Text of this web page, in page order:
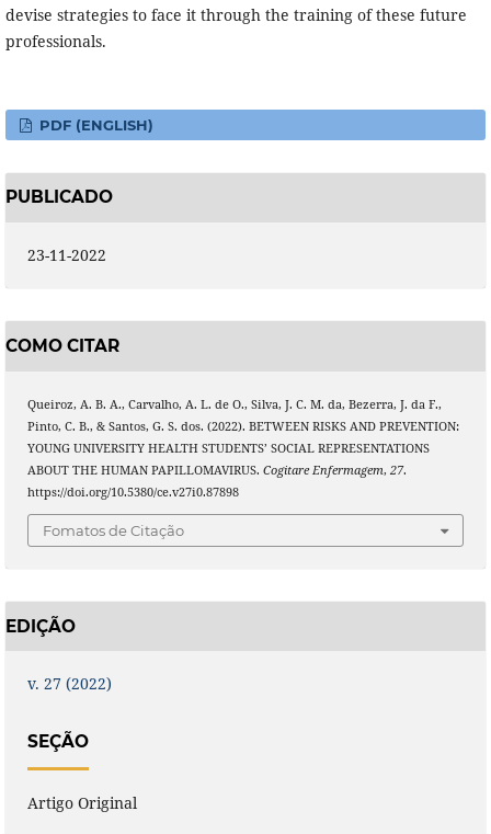
devise strategies to face it through the training of these future
professionals.
PDF (ENGLISH)
PUBLICADO
23-11-2022
COMO CITAR
Queiroz, A. B. A., Carvalho, A. L. de O., Silva, J. C. M. da, Bezerra, J. da F.,
Pinto, C. B., & Santos, G. S. dos. (2022). BETWEEN RISKS AND PREVENTION:
YOUNG UNIVERSITY HEALTH STUDENTS’ SOCIAL REPRESENTATIONS
ABOUT THE HUMAN PAPILLOMAVIRUS. Cogitare Enfermagem, 27.
https://doi.org/10.5380/ce.v27i0.87898
Fomatos de Citação
EDIÇÃO
v. 27 (2022)
SEÇÃO
Artigo Original